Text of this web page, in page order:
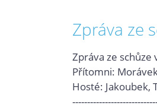
Zpráva ze
Zpráva ze schůze
Přítomni:
Hosté: Jakoubek,